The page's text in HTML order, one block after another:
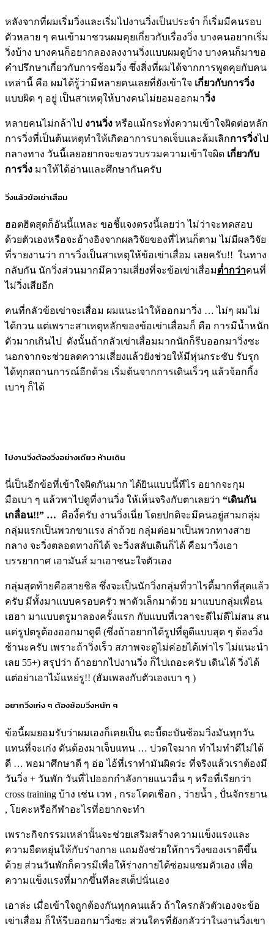
หลังจากที่ผมเริ่มวิ่งและเริ่มไปงานวิ่งเป็นประจำ ก็เริ่มมีคนรอบ
ตัวหลาย ๆ คนเข้ามาชวนผมคุยเกี่ยวกับเรื่องวิ่ง บางคนอยากเริ่ม
วิ่งบ้าง บางคนก็อยากลองลงงานวิ่งแบบผมดูบ้าง บางคนก็มาขอ
คำปรึกษาเกี่ยวกับการซ้อมวิ่ง ซึ่งสิ่งที่ผมได้จากการพูดคุยกับคน
เหล่านี้ คือ ผมได้รู้ว่ามีหลายคนเลยที่ยังเข้าใจ เกี่ยวกับการวิ่ง
แบบผิด ๆ อยู่ เป็นสาเหตุให้บางคนไม่ยอมออกมาวิ่ง
หลายคนไม่กล้าไป งานวิ่ง หรือแม้กระทั่งความเข้าใจผิดต่อหลัก
การวิ่งที่เป็นต้นเหตุทำให้เกิดอาการบาดเจ็บและล้มเลิกการวิ่งไป
กลางทาง วันนี้เลยอยากจะขอรวบรวมความเข้าใจผิด เกี่ยวกับ
การวิ่ง มาให้ได้อ่านและศึกษากันครับ
วิ่งแล้วข้อเข่าเสื่อม
ฮอตฮิตสุดก็อันนี้แหละ ขอชี้แจงตรงนี้เลยว่า ไม่ว่าจะทดสอบ
ด้วยตัวเองหรือจะอ้างอิงจากผลวิจัยของที่ไหนก็ตามไม่มีผลวิจัย
ที่รายงานว่า การวิ่งเป็นสาเหตุให้ข้อเข่าเสื่อม เลยครับ!! ในทาง
กลับกัน นักวิ่งส่วนมากมีความเสี่ยงที่จะข้อเข่าเสื่อมต่ำกว่าคนที่
ไม่วิ่งเสียอีก
คนที่กลัวข้อเข่าจะเสื่อม ผมแนะนำให้ออกมาวิ่ง … ไม่ๆ ผมไม่
ได้กวน แต่เพราะสาเหตุหลักของข้อเข่าเสื่อมก็ คือ การมีน้ำหนัก
ตัวมากเกินไป ดังนั้นถ้ากลัวเข่าเสื่อมมากนักก็รีบออกมาวิ่งซะ
นอกจากจะช่วยลดความเสี่ยงแล้วยังช่วยให้มีหุ่นกระชับ รับรุก
ได้ทุกสถานการณ์อีกด้วย เริ่มต้นจากการเดินเร็วๆ แล้วจ้อกกิ้ง
เบาๆ ก็ได้
ไปงานวิ่งต้องวิ่งอย่างเดียว ห้ามเดิน
นี่เป็นอีกข้อที่เข้าใจผิดกันมาก ได้ยินแบบนี้ทีไร อยากจะกุม
มือเบา ๆ แล้วพาไปดูที่งานวิ่ง ให้เห็นจริงกับตาเลยว่า “เดินกัน
เกลื่อน!!” … คืองี้ครับ งานวิ่งเนี่ย โดยปกติจะมีคนอยู่สามกลุ่ม
กลุ่มแรกเป็นพวกขาแรง ล่าถ้วย กลุ่มต่อมาเป็นพวกทางสาย
กลาง จะวิ่งตลอดทางก็ได้ จะวิ่งสลับเดินก็ได้ คือมาวิ่งเอา
บรรยากาศ เอามันส์ มาเอาชนะใจตัวเอง
กลุ่มสุดท้ายคือสายชิล ซึ่งจะเป็นนักวิ่งกลุ่มที่วาไรตี้มากที่สุดแล้ว
ครับ มีทั้งมาแบบครอบครัว พาตัวเล็กมาด้วย มาแบบกลุ่มเพื่อน
เฮฮา มาแบบตรูมาลองครั้งแรก กับแบบที่เวลาจะดีไม่ดีไม่สน สน
แค่รูปตรูต้องออกมาดูดี (ซึ่งถ้าอยากได้รูปที่ดูดีแบบสุด ๆ ต้องวิ่ง
ช้านะครับ เพราะถ้าวิ่งเร็ว สภาพจะดูไม่ค่อยได้เท่าไร ไม่แนะนำ
เลย 55+) สรุปว่า ถ้าอยากไปงานวิ่ง ก็ไปเถอะครับ เดินได้ วิ่งได้
แต่อย่าเอาไม้แหย่รู!! (ฮัมเพลงกับตัวเองเบา ๆ )
อยากวิ่งเก่ง ๆ ต้องซ้อมวิ่งหนัก ๆ
ข้อนี้ผมยอมรับว่าผมเองก็เคยเป็น ตะบี้ตะบันซ้อมวิ่งมันทุกวัน
แทนที่จะเก่ง ดันต้องมาเจ็บแทน … ปวดใจมาก ทำไมทำดีไม่ได้
ดี … พอมาศึกษาดี ๆ อ่อ ไอ้ที่เราทำมันผิดว่ะ ที่จริงแล้วเราต้องมี
วันวิ่ง + วันพัก วันที่ไปออกกำลังกายแนวอื่น ๆ หรือที่เรียกว่า
cross training บ้าง เช่น เวท , กระโดดเชือก , ว่ายน้ำ , ปั่นจักรยาน
, โยคะหรือกีฬาอะไรที่อยากจะทำ
เพราะกิจกรรมเหล่านั้นจะช่วยเสริมสร้างความแข็งแรงและ
ความยืดหยุ่นให้กับร่างกาย แถมยังช่วยให้การวิ่งของเราดีขึ้น
ด้วย ส่วนวันพักก็ควรมีเพื่อให้ร่างกายได้ซ่อมแซมตัวเอง เพื่อ
ความแข็งแรงที่มากขึ้นทีละสเต็ปนั่นเอง
เอาล่ะ เมื่อเข้าใจถูกต้องกันทุกคนแล้ว ถ้าใครกลัวตัวเองจะข้อ
เข่าเสื่อม ก็ให้รีบออกมาวิ่งซะ ส่วนใครที่ยังกลัวว่าในงานวิ่งเขา